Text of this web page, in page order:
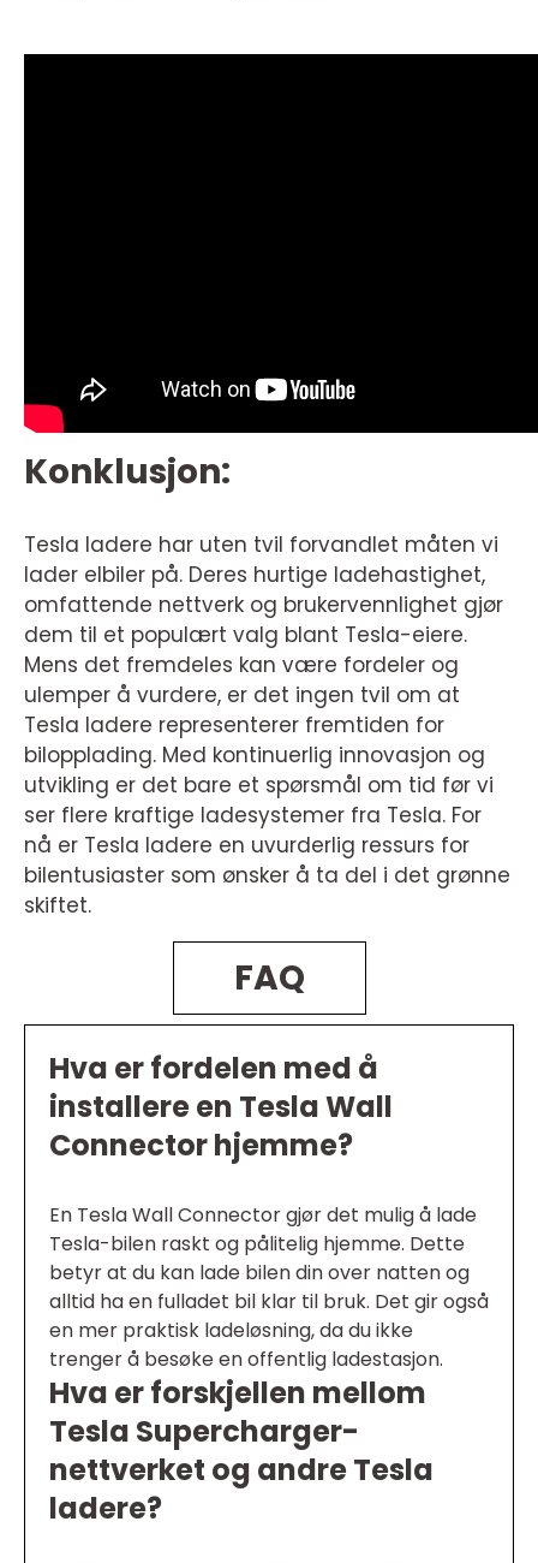
Konklusjon:
Tesla ladere har uten tvil forvandlet måten vi
lader elbiler på. Deres hurtige ladehastighet,
omfattende nettverk og brukervennlighet gjør
dem til et populært valg blant Tesla-eiere.
Mens det fremdeles kan være fordeler og
ulemper å vurdere, er det ingen tvil om at
Tesla ladere representerer fremtiden for
bilopplading. Med kontinuerlig innovasjon og
utvikling er det bare et spørsmål om tid før vi
ser flere kraftige ladesystemer fra Tesla. For
nå er Tesla ladere en uvurderlig ressurs for
bilentusiaster som ønsker å ta del i det grønne
skiftet.
FAQ
Hva er fordelen med å
installere en Tesla Wall
Connector hjemme?
En Tesla Wall Connector gjør det mulig å lade
Tesla-bilen raskt og pålitelig hjemme. Dette
betyr at du kan lade bilen din over natten og
alltid ha en fulladet bil klar til bruk. Det gir også
en mer praktisk ladeløsning, da du ikke
trenger å besøke en offentlig ladestasjon.
Hva er forskjellen mellom
Tesla Supercharger-
nettverket og andre Tesla
ladere?